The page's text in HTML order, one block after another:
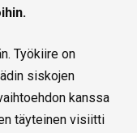
Työkiire on
siskojen
kanssa
täyteinen visiitti